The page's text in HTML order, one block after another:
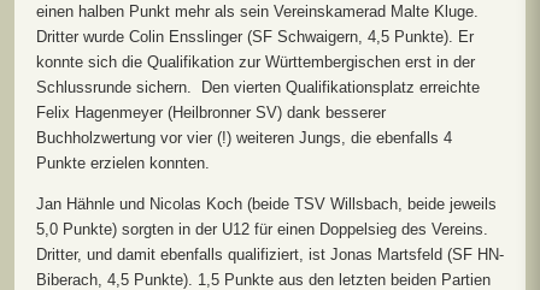
einen halben Punkt mehr als sein Vereinskamerad Malte Kluge.
Dritter wurde Colin Ensslinger (SF Schwaigern, 4,5 Punkte). Er
konnte sich die Qualifikation zur Württembergischen erst in der
Schlussrunde sichern. Den vierten Qualifikationsplatz erreichte
Felix Hagenmeyer (Heilbronner SV) dank besserer
Buchholzwertung vor vier (!) weiteren Jungs, die ebenfalls 4
Punkte erzielen konnten.
Jan Hähnle und Nicolas Koch (beide TSV Willsbach, beide jeweils
5,0 Punkte) sorgten in der U12 für einen Doppelsieg des Vereins.
Dritter, und damit ebenfalls qualifiziert, ist Jonas Martsfeld (SF HN-
Biberach, 4,5 Punkte). 1,5 Punkte aus den letzten beiden Partien